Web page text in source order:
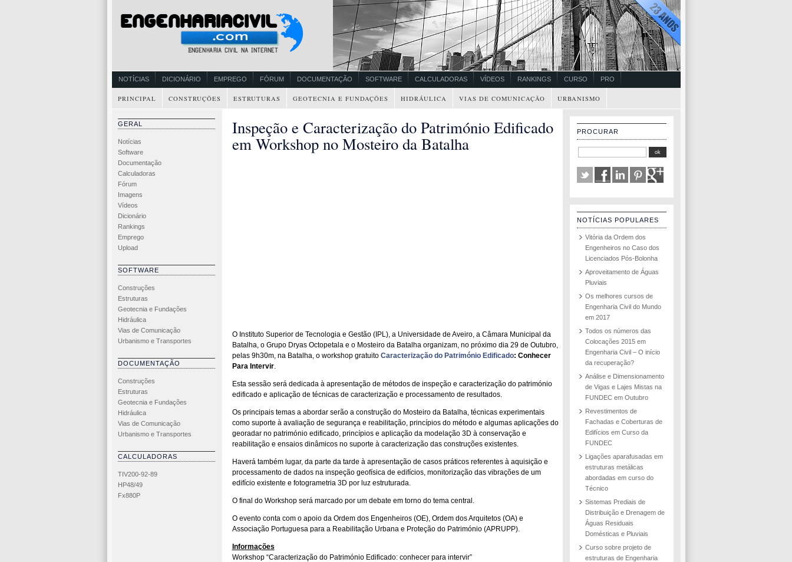
NOTÍCIAS DICIONÁRIO EMPREGO FÓRUM DOCUMENTAÇÃO SOFTWARE CALCULADORAS VÍDEOS RANKINGS CURSO PRO
PRINCIPAL CONSTRUÇÕES ESTRUTURAS GEOTECNIA E FUNDAÇÕES HIDRÁULICA VIAS DE COMUNICAÇÃO URBANISMO
GERAL
Notícias
Software
Documentação
Calculadoras
Fórum
Imagens
Vídeos
Dicionário
Rankings
Emprego
Upload
SOFTWARE
Construções
Estruturas
Geotecnia e Fundações
Hidráulica
Vias de Comunicação
Urbanismo e Transportes
DOCUMENTAÇÃO
Construções
Estruturas
Geotecnia e Fundações
Hidráulica
Vias de Comunicação
Urbanismo e Transportes
CALCULADORAS
TIV200-92-89
HP48/49
Fx880P
Inspeção e Caracterização do Património Edificado
em Workshop no Mosteiro da Batalha
O Instituto Superior de Tecnologia e Gestão (IPL), a Universidade de Aveiro, a Câmara Municipal da
Batalha, o Grupo Dryas Octopetala e o Mosteiro da Batalha organizam, no próximo dia 29 de Outubro,
pelas 9h30m, na Batalha, o workshop gratuito Caracterização do Património Edificado: Conhecer
Para Intervir.
Esta sessão será dedicada à apresentação de métodos de inspeção e caracterização do património
edificado e aplicação de técnicas de caracterização e processamento de resultados.
Os principais temas a abordar serão a construção do Mosteiro da Batalha, técnicas experimentais
como suporte à avaliação de segurança e reabilitação, princípios do método e algumas aplicações do
georadar no património edificado, princípios e aplicação da modelação 3D à conservação e
reabilitação e ensaios dinâmicos no suporte à caracterização das construções existentes.
Haverá também lugar, da parte da tarde à apresentação de casos práticos referentes à aquisição e
processamento de dados na inspeção geofísica de edifícios, monitorização das vibrações de um
edifício existente e fotogrametria 3D por luz estruturada.
O final do Workshop será marcado por um debate em torno do tema central.
O evento conta com o apoio da Ordem dos Engenheiros (OE), Ordem dos Arquitetos (OA) e
Associação Portuguesa para a Reabilitação Urbana e Proteção do Património (APRUPP).
Informações
Workshop “Caracterização do Património Edificado: conhecer para intervir”
PROCURAR
NOTÍCIAS POPULARES
Vitória da Ordem dos
Engenheiros no Caso dos
Licenciados Pós-Bolonha
Aproveitamento de Águas
Pluviais
Os melhores cursos de
Engenharia Civil do Mundo
em 2017
Todos os números das
Colocações 2015 em
Engenharia Civil – O início
da recuperação?
Análise e Dimensionamento
de Vigas e Lajes Mistas na
FUNDEC em Outubro
Revestimentos de
Fachadas e Coberturas de
Edifícios em Curso da
FUNDEC
Ligações aparafusadas em
estruturas metálicas
abordadas em curso do
Técnico
Sistemas Prediais de
Distribuição e Drenagem de
Águas Residuais
Domésticas e Pluviais
Curso sobre projeto de
estruturas de Engenharia